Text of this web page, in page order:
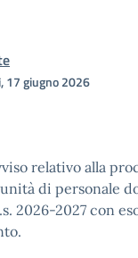
17 giugno 2026
relativo alla
di personale
2026-2027 con